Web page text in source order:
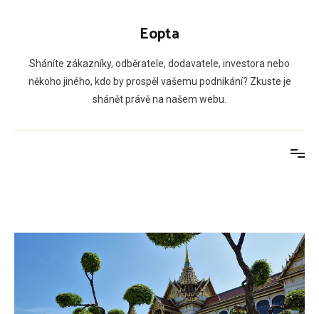
Eopta
Sháníte zákazníky, odběratele, dodavatele, investora nebo
někoho jiného, kdo by prospěl vašemu podnikání? Zkuste je
shánět právě na našem webu.